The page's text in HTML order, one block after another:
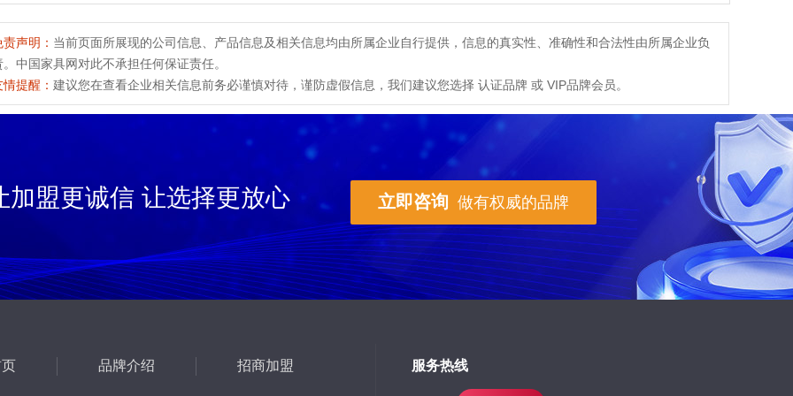
刘女士,江西-宜春,目前做全屋定制，想找合适的木门牌代理。可以直接加微信
责声明： 当前页面所展现的公司信息、产品信息及相关信息均由所属企业自行提供，信息的真实性、准确性和合法性由所属企业负
。中国家具网对此不承担任何保证责任。
情提醒： 建议您在查看企业相关信息前务必谨慎对待，谨防虚假信息，我们建议您选择 认证品牌 或 VIP品牌会员。
加盟更诚信 让选择更放心 立即咨询 做有权威的品牌
品牌介绍 招商加盟 服务热线